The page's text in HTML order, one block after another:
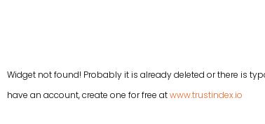
Widget not found! Probably it is already deleted or there is
have an account, create one for free atwww.trustindex.io